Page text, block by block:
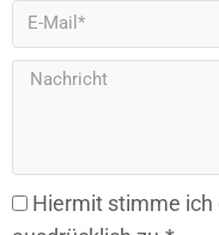
Hiermit stimme ich